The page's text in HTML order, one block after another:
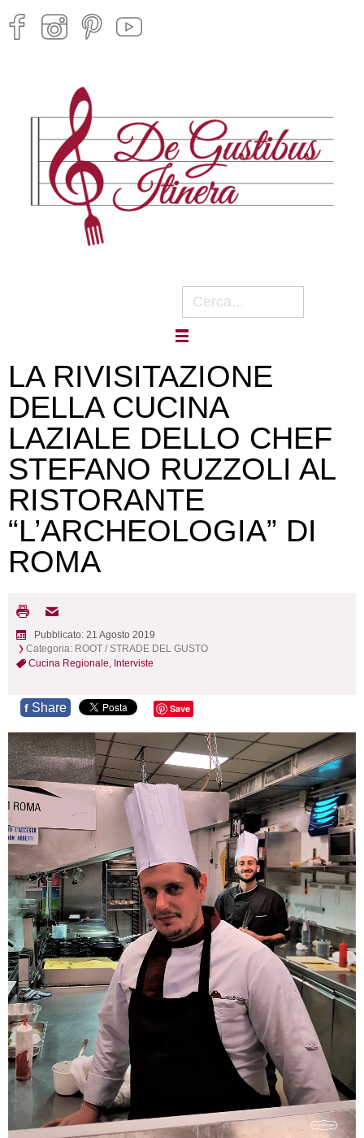
LA RIVISITAZIONE
DELLA CUCINA
LAZIALE DELLO CHEF
STEFANO RUZZOLI AL
RISTORANTE
“L’ARCHEOLOGIA” DI
ROMA
Pubblicato: 21 Agosto 2019
Categoria: ROOT /STRADE DEL GUSTO
Cucina Regionale, Interviste
f Share Save